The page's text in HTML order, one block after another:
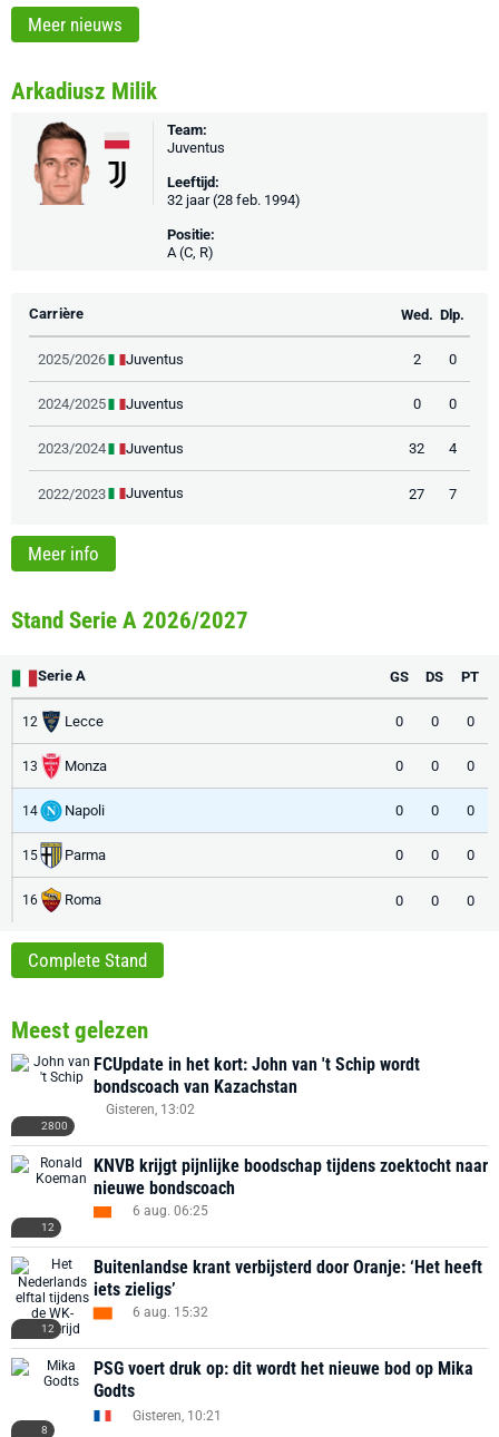
Meer nieuws
Arkadiusz Milik
Team:
Juventus
Leeftijd:
32 jaar (28 feb. 1994)
Positie:
A (C, R)
Carrière Wed. Dlp.
2025/2026 Juventus 2 0
2024/2025 Juventus 0 0
2023/2024 Juventus 32 4
2022/2023 Juventus 27 7
Meer info
Stand Serie A 2026/2027
Serie A GS DS PT
12 Lecce 0 0 0
13 Monza 0 0 0
14 Napoli 0 0 0
15 Parma 0 0 0
16 Roma 0 0 0
Complete Stand
Meest gelezen
2800
FCUpdate in het kort: John van 't Schip wordt
bondscoach van Kazachstan
Gisteren, 13:02
12
KNVB krijgt pijnlijke boodschap tijdens zoektocht naar
nieuwe bondscoach
6 aug. 06:25
12
Buitenlandse krant verbijsterd door Oranje: ‘Het heeft
iets zieligs’
6 aug. 15:32
8
PSG voert druk op: dit wordt het nieuwe bod op Mika
Godts
Gisteren, 10:21